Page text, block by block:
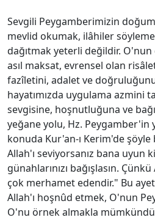
Sevgili Peygamberimizin
mevlid okumak, ilâhiler
dağıtmak yeterli değildir.
asıl maksat, evrensel olan
fazîletini, adalet ve
hayatımızda uygulama azmini
sevgisine, hoşnutluğuna ve
yeğane yolu, Hz. Peygamber'in
konuda Kur'an-ı Kerim'de
Allah'ı seviyorsanız bana uyun
günahlarınızı bağışlasın.
çok merhamet edendir." Bu
Allah'ı hoşnûd etmek, O'nun
O'nu örnek almakla